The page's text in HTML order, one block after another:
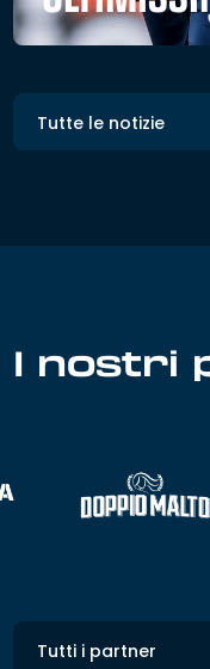
Tutte le notizie
I nostri
Tutti i partner